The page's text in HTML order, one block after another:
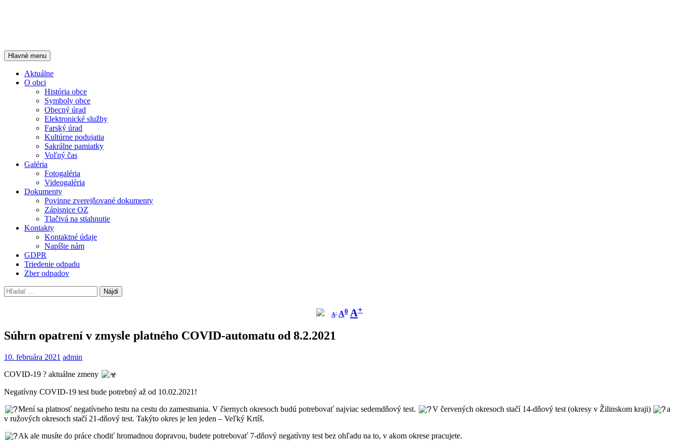
Oficiálna stránka
Hľadať
Hlavné menu Preskočiť
na
obsah
Aktuálne
O obci
História obce
Symboly obce
Obecný úrad
Elektronické služby
Farský úrad
Kultúrne podujatia
Sakrálne pamiatky
Voľný čas
Galéria
Fotogaléria
Videogaléria
Dokumenty
Povinne zverejňované dokumenty
Zápisnice OZ
Tlačivá na stiahnutie
Kontakty
Kontaktné údaje
Napíšte nám
GDPR
Triedenie odpadu
Zber odpadov
Hľadať:
A-písmo
A0 Pôvodná
veľkosť
A+Zväčší
Súhrn opatrení v zmysle platného COVID-automatu od 8.2.2021
10. februára 2021 admin
COVID-19 ? aktuálne zmeny
Negatívny COVID-19 test bude potrebný až od 10.02.2021!
Mení sa platnosť negatívneho testu na cestu do zamestnania. V čiernych okresoch budú potrebovať najviac sedemdňový test.
V červených okresoch stačí 14-dňový test (okresy v Žilinskom kraji)
a
v ružových okresoch stačí 21-dňový test. Takýto okres je len jeden – Veľký Krtíš.
Ak ale musíte do práce chodiť hromadnou dopravou, budete potrebovať 7-dňový negatívny test bez ohľadu na to, v akom okrese pracujete.